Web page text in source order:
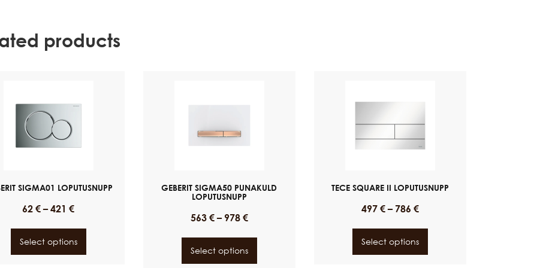
products
SIGMA01 LOPUTUSNUPP
62€ –421€
Select options
GEBERIT SIGMA50 PUNAKULD
LOPUTUSNUPP
563 €– 978 €
Select options
TECE SQUARE II LOPUTUSNUPP
497 €– 786 €
Select options